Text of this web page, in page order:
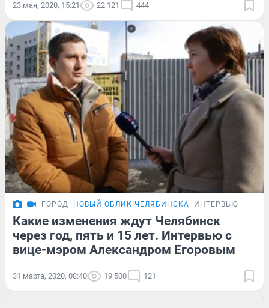
23 мая, 2020, 15:21 22 121 444
ГОРОД НОВЫЙ ОБЛИК ЧЕЛЯБИНСКА ИНТЕРВЬЮ
Какие изменения ждут Челябинск
через год, пять и 15 лет. Интервью с
вице-мэром Александром Егоровым
31 марта, 2020, 08:40 19 500 121